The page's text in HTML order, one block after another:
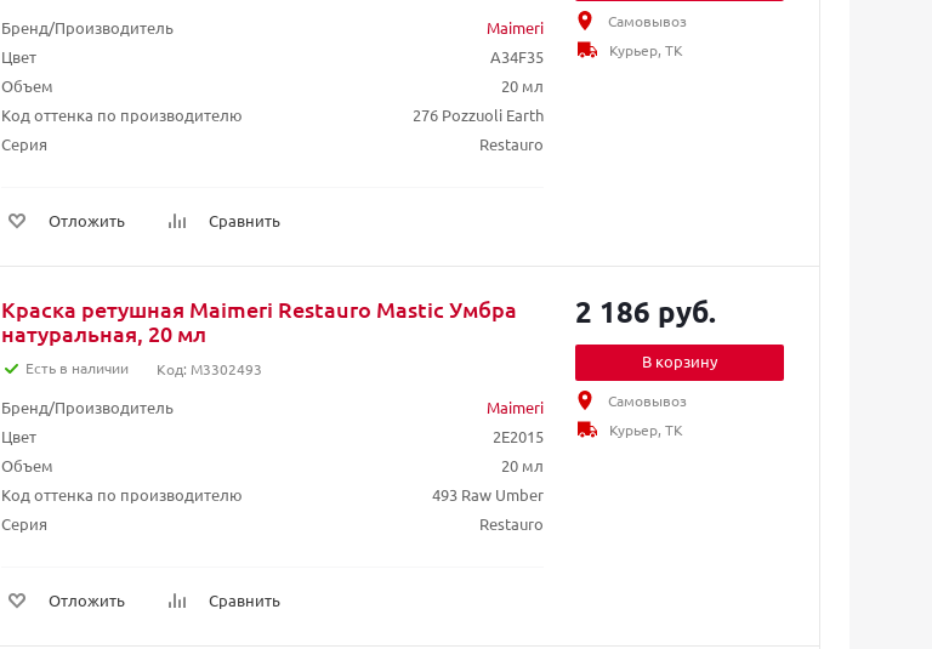
Бренд/Производитель
Maimeri
Цвет
A34F35
Объем
20 мл
Код оттенка по производителю
276 Pozzuoli Earth
Серия
Restauro
Отложить Сравнить
Самовывоз
Курьер, ТК
Краска ретушная Maimeri Restauro Mastic Умбра
натуральная, 20 мл
Есть в наличии Код: M3302493
Бренд/Производитель
Maimeri
Цвет
2E2015
Объем
20 мл
Код оттенка по производителю
493 Raw Umber
Серия
Restauro
Отложить Сравнить
2 186 руб.
В корзину
Самовывоз
Курьер, ТК